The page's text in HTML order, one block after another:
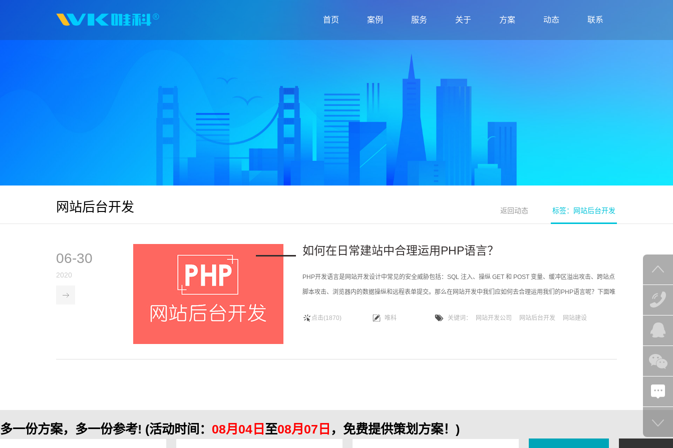
首页 案例 服务 关于 方案 动态 联系
网站后台开发 返回动态 标签：网站后台开发
06-30
2020
如何在日常建站中合理运用PHP语言？
PHP开发语言是网站开发设计中常见的安全威胁包括：SQL 注入、操纵 GET 和 POST 变量、缓冲区溢出攻击、跨站点
脚本攻击、浏览器内的数据操纵和远程表单提交。那么在网站开发中我们应如何去合理运用我们的PHP语言呢？下面唯
元素和表单元素。用户在点击表单上的 Submit 之前，他可
点击(1870) 唯科 关键词： 网站开发公司 网站后台开发 网站建设
多一份方案，多一份参考! (活动时间： 08月04日 至08月07日 ，免费提供策划方案！)